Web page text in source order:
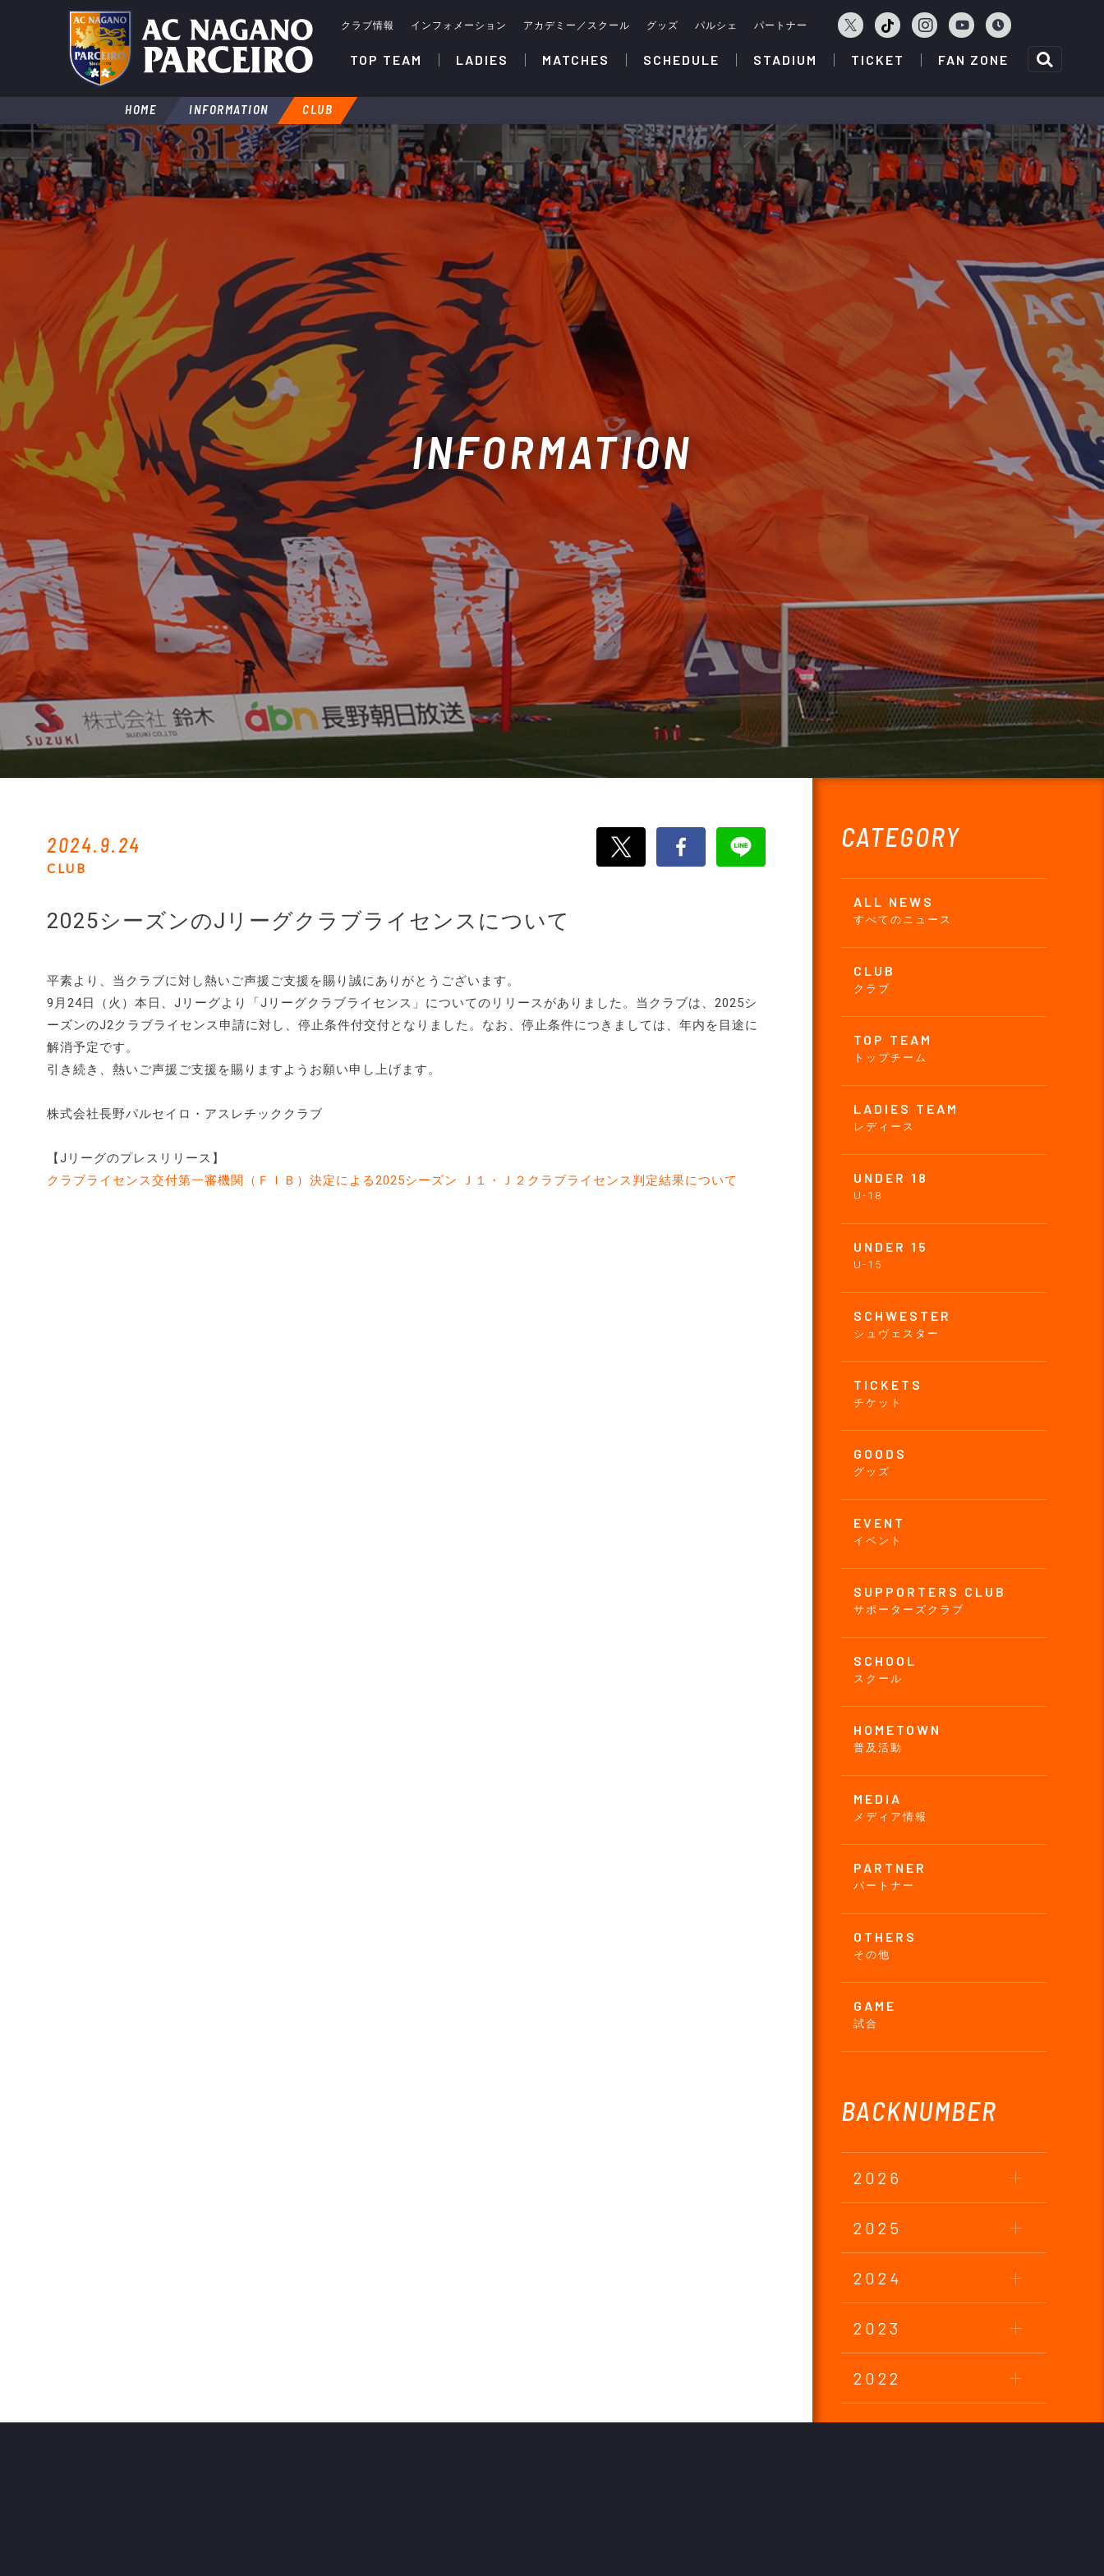
クラブ情報 インフォメーション アカデミー／スクール グッズ パルシェ パートナー
TOP TEAM LADIES MATCHES SCHEDULE STADIUM TICKET FAN ZONE
HOME INFORMATION CLUB
INFORMATION
CATEGORY
ALL NEWS
すべてのニュース
CLUB
クラブ
TOP TEAM
トップチーム
LADIES TEAM
レディース
UNDER 18
U-18
UNDER 15
U-15
SCHWESTER
シュヴェスター
TICKETS
チケット
GOODS
グッズ
EVENT
イベント
SUPPORTERS CLUB
サポーターズクラブ
SCHOOL
スクール
HOMETOWN
普及活動
MEDIA
メディア情報
PARTNER
パートナー
OTHERS
その他
GAME
試合
BACKNUMBER
2026
2025
2024
2023
2022
2021
2024.9.24
CLUB
2025シーズンのJリーグクラブライセンスについて
平素より、当クラブに対し熱いご声援ご支援を賜り誠にありがとうございます。
9月24日（火）本日、Jリーグより「Jリーグクラブライセンス」についてのリリースがありました。当クラブは、2025シ
ーズンのJ2クラブライセンス申請に対し、停止条件付交付となりました。なお、停止条件につきましては、年内を目途に
解消予定です。
引き続き、熱いご声援ご支援を賜りますようお願い申し上げます。
株式会社長野パルセイロ・アスレチッククラブ
【Jリーグのプレスリリース】
クラブライセンス交付第一審機関（ＦＩＢ）決定による2025シーズン Ｊ１・Ｊ２クラブライセンス判定結果について